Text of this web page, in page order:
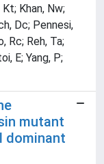
Khan, Nw;
Dc; Pennesi,
Rc; Reh, Ta;
E; Yang, P;
mutant
dominant